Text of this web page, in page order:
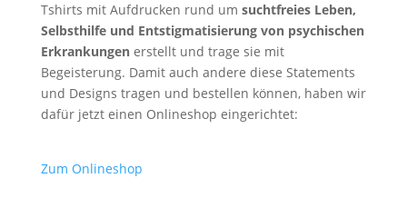
Tshirts mit Aufdrucken rund um suchtfreies Leben,
Selbsthilfe und Entstigmatisierung von psychischen
Erkrankungenerstellt und trage sie mit
Begeisterung. Damit auch andere diese Statements
und Designs tragen und bestellen können, haben wir
dafür jetzt einen Onlineshop eingerichtet:
Zum Onlineshop